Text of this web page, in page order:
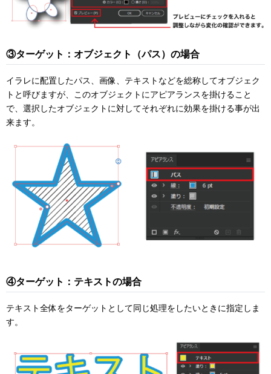
③ターゲット：オブジェクト（パス）の場合
イラレに配置したパス、画像、テキストなどを総称してオブジェク
トと呼びますが、このオブジェクトにアピアランスを掛けること
で、選択したオブジェクトに対してそれぞれに効果を掛ける事が出
来ます。
④ターゲット：テキストの場合
テキスト全体をターゲットとして同じ処理をしたいときに指定しま
す。